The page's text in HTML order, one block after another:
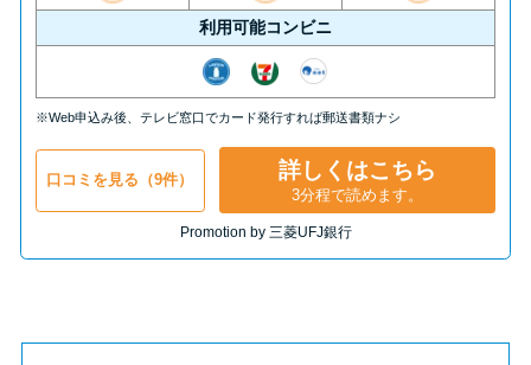
利用可能コンビニ
※Web申込み後、テレビ窓口でカード発行すれば郵送書類ナシ
口コミを見る（9件） 詳しくはこちら
3分程で読めます。
Promotion by 三菱UFJ銀行